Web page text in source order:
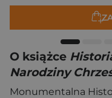
O książce
Narodziny
Monumentalna